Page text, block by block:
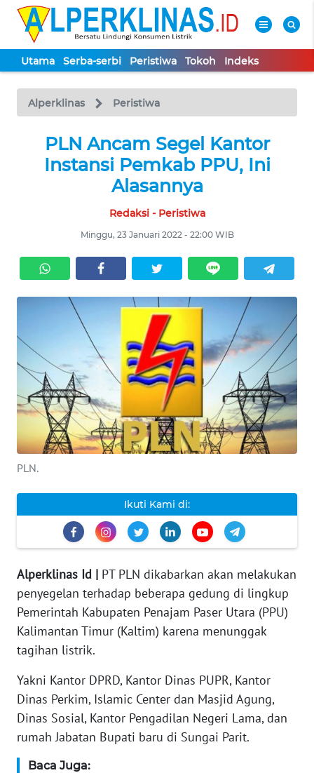
Utama Serba-serbi Peristiwa Tokoh Indeks
Alperklinas Peristiwa
PLN Ancam Segel Kantor
Instansi Pemkab PPU, Ini
Alasannya
Redaksi - Peristiwa
Minggu, 23 Januari 2022 - 22:00 WIB
PLN.
Ikuti Kami di:
Alperklinas Id | PT PLN dikabarkan akan melakukan
penyegelan terhadap beberapa gedung di lingkup
Pemerintah Kabupaten Penajam Paser Utara (PPU)
Kalimantan Timur (Kaltim) karena menunggak
tagihan listrik.
Yakni Kantor DPRD, Kantor Dinas PUPR, Kantor
Dinas Perkim, Islamic Center dan Masjid Agung,
Dinas Sosial, Kantor Pengadilan Negeri Lama, dan
rumah Jabatan Bupati baru di Sungai Parit.
Baca Juga:
TV
Tutup
UTAMA
TOKOH
INDEKS
BERITA
KONTAK
KAMI
INFO
IKLAN
KAMI
PEDOMAN
SIBER
REDAKSI
KARIR
DISCLAIMER
News
Regional